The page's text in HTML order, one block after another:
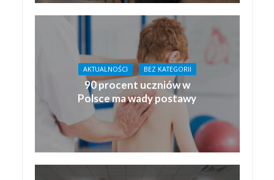
AKTUALNOŚCI BEZ KATEGORII
90 procent uczniów w
Polsce ma wady postawy